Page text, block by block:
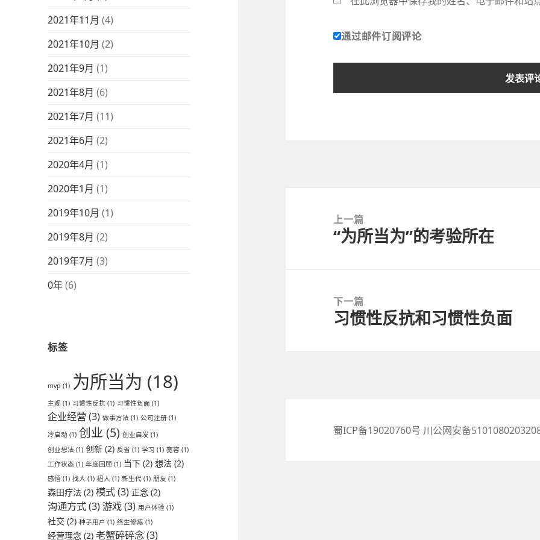
2021年11月 (4)
2021年10月 (2)
2021年9月 (1)
2021年8月 (6)
2021年7月 (11)
2021年6月 (2)
2020年4月 (1)
2020年1月 (1)
2019年10月 (1)
2019年8月 (2)
2019年7月 (3)
0年(6)
标签
mvp (1) 为所当为 (18)
主观 (1) 习惯性反抗 (1) 习惯性负面 (1)
企业经营(3) 做事方法 (1) 公司注册 (1)
冷启动 (1) 创业 (5) 创业启发 (1)
创业想法 (1) 创新 (2) 反省 (1) 学习 (1) 宽容 (1)
工作状态 (1) 年度回顾 (1) 当下 (2) 想法 (2)
感悟 (1) 找人 (1) 招人 (1) 新生代 (1) 朋友 (1)
森田疗法 (2) 模式(3) 正念 (2)
沟通方式(3)游戏(3) 用户体验 (1)
社交 (2) 种子用户 (1) 终生修炼 (1)
经营理念 (2) 老蟹碎碎念(3)
通过邮件订阅评论
上一篇
上
“为所当为”的考验所在
下一篇
下
习惯性反抗和习惯性负面
蜀ICP备19020760号 川公网安备